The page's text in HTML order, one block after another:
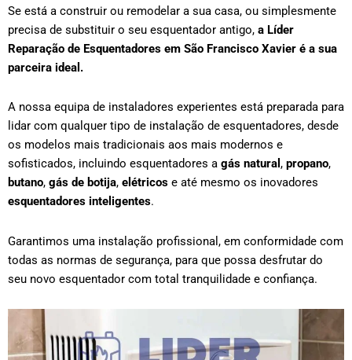
Se está a construir ou remodelar a sua casa, ou simplesmente
precisa de substituir o seu esquentador antigo, a Líder
Reparação de Esquentadores em São Francisco Xavier é a sua
parceira ideal.
A nossa equipa de instaladores experientes está preparada para
lidar com qualquer tipo de instalação de esquentadores, desde
os modelos mais tradicionais aos mais modernos e
sofisticados, incluindo esquentadores a gás natural , propano,
butano, gás de botija, elétricos e até mesmo os inovadores
esquentadores inteligentes.
Garantimos uma instalação profissional, em conformidade com
todas as normas de segurança, para que possa desfrutar do
seu novo esquentador com total tranquilidade e confiança.